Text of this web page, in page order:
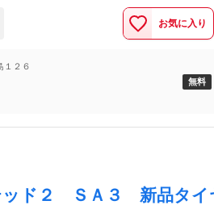
お気に入り
１２６
無料